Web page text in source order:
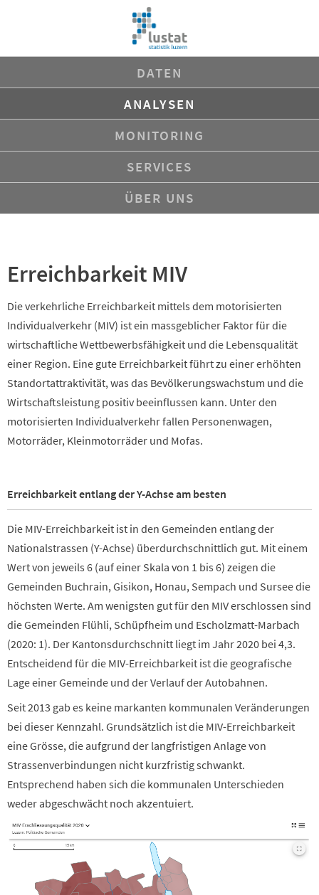
DATEN
ANALYSEN
MONITORING
SERVICES
ÜBER UNS
Erreichbarkeit MIV
Die verkehrliche Erreichbarkeit mittels dem motorisierten
Individualverkehr (MIV) ist ein massgeblicher Faktor für die
wirtschaftliche Wettbewerbsfähigkeit und die Lebensqualität
einer Region. Eine gute Erreichbarkeit führt zu einer erhöhten
Standortattraktivität, was das Bevölkerungswachstum und die
Wirtschaftsleistung positiv beeinflussen kann. Unter den
motorisierten Individualverkehr fallen Personenwagen,
Motorräder, Kleinmotorräder und Mofas.
Erreichbarkeit entlang der Y-Achse am besten
Die MIV-Erreichbarkeit ist in den Gemeinden entlang der
Nationalstrassen (Y-Achse) überdurchschnittlich gut. Mit einem
Wert von jeweils 6 (auf einer Skala von 1 bis 6) zeigen die
Gemeinden Buchrain, Gisikon, Honau, Sempach und Sursee die
höchsten Werte. Am wenigsten gut für den MIV erschlossen sind
die Gemeinden Flühli, Schüpfheim und Escholzmatt-Marbach
(2020: 1). Der Kantonsdurchschnitt liegt im Jahr 2020 bei 4,3.
Entscheidend für die MIV-Erreichbarkeit ist die geografische
Lage einer Gemeinde und der Verlauf der Autobahnen.
Seit 2013 gab es keine markanten kommunalen Veränderungen
bei dieser Kennzahl. Grundsätzlich ist die MIV-Erreichbarkeit
eine Grösse, die aufgrund der langfristigen Anlage von
Strassenverbindungen nicht kurzfristig schwankt.
Entsprechend haben sich die kommunalen Unterschieden
weder abgeschwächt noch akzentuiert.